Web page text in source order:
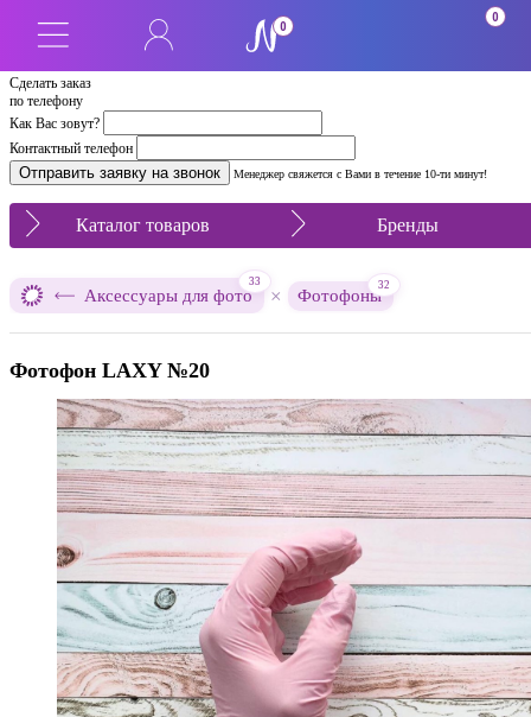
Сделать заказ
по телефону
Как Вас зовут?
Контактный телефон
Менеджер свяжется с Вами в течение 10-ти минут!
0
0
Каталог товаров Бренды
Аксессуары для фото
33
× Фотофоны
32
Фотофон LAXY №20